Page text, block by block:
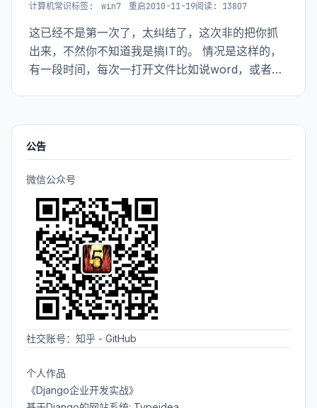
计算机常识标签: win7 重启2010-11-19阅读: 13807
这已经不是第一次了，太纠结了，这次非的把你抓
出来，不然你不知道我是搞IT的。 情况是这样的，
有一段时间，每次一打开文件比如说word，或者是
explorer.exe进程被结束掉，然
公告
微信公众号
社交账号： 知乎 - GitHub
个人作品
《Django企业开发实战》